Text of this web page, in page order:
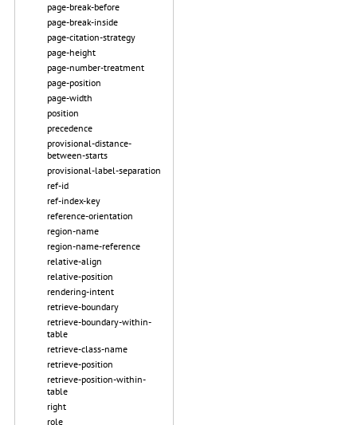
page-break-before
page-break-inside
page-citation-strategy
page-height
page-number-treatment
page-position
page-width
position
precedence
provisional-distance-
between-starts
provisional-label-separation
ref-id
ref-index-key
reference-orientation
region-name
region-name-reference
relative-align
relative-position
rendering-intent
retrieve-boundary
retrieve-boundary-within-
table
retrieve-class-name
retrieve-position
retrieve-position-within-
table
right
role